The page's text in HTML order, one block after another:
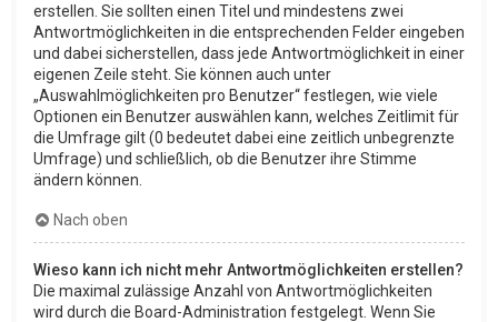
erstellen. Sie sollten einen Titel und mindestens zwei
Antwortmöglichkeiten in die entsprechenden Felder eingeben
und dabei sicherstellen, dass jede Antwortmöglichkeit in einer
eigenen Zeile steht. Sie können auch unter
„Auswahlmöglichkeiten pro Benutzer“ festlegen, wie viele
Optionen ein Benutzer auswählen kann, welches Zeitlimit für
die Umfrage gilt (0 bedeutet dabei eine zeitlich unbegrenzte
Umfrage) und schließlich, ob die Benutzer ihre Stimme
ändern können.
Nach oben
Wieso kann ich nicht mehr Antwortmöglichkeiten erstellen?
Die maximal zulässige Anzahl von Antwortmöglichkeiten
wird durch die Board-Administration festgelegt. Wenn Sie